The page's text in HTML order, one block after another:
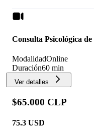
Consulta Psicológica
ModalidadOnline
Duración60 min
Ver detalles
$65.000 CLP
75.3 USD